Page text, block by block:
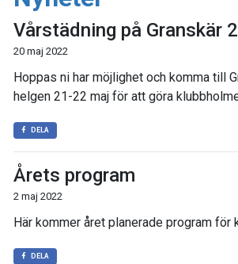
Vårstädning på Granskär
20 maj 2022
Hoppas ni har möjlighet och komma till
helgen 21-22 maj för att göra
DELA
Årets program
2 maj 2022
Här kommer året planerade program för
DELA